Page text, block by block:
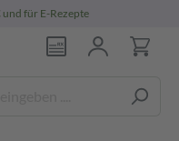
und für E-Rezepte